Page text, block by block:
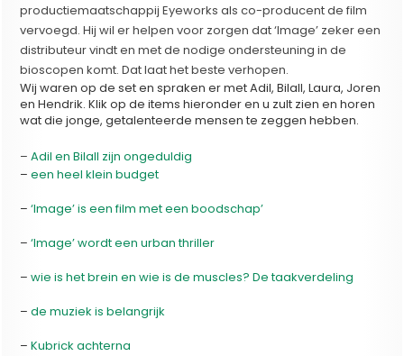
productiemaatschappij Eyeworks als co-producent de film
vervoegd. Hij wil er helpen voor zorgen dat ‘Image’ zeker een
distributeur vindt en met de nodige ondersteuning in de
bioscopen komt. Dat laat het beste verhopen.
Wij waren op de set en spraken er met Adil, Bilall, Laura, Joren
en Hendrik. Klik op de items hieronder en u zult zien en horen
wat die jonge, getalenteerde mensen te zeggen hebben.
–Adil en Bilall zijn ongeduldig
– een heel klein budget
–‘Image’ is een film met een boodschap’
– ‘Image’ wordt een urban thriller
–wie is het brein en wie is de muscles? De taakverdeling
–de muziek is belangrijk
–Kubrick achterna